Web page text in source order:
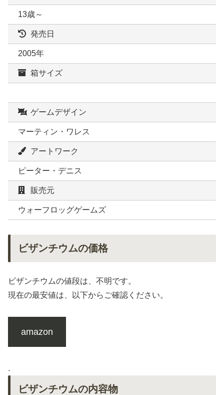
13歳～
発売日
2005年
箱サイズ
ゲームデザイン
マーティン・ワレス
アートワーク
ピーター・デニス
販売元
ウォーフロッグゲームズ
ビザンチウムの価格
ビザンチウムの値段は、不明です。
現在の最安値は、以下からご確認ください。
amazon
.
ビザンチウムの内容物